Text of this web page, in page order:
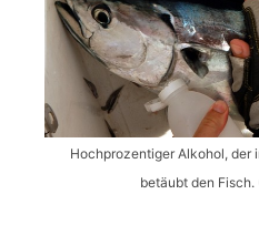
Hochprozentiger Alkohol, der
betäubt den